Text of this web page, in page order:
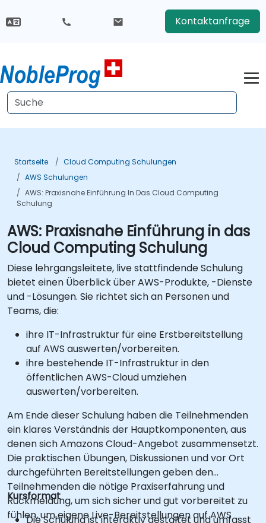
Kontaktanfrage
Startseite
Cloud Computing Schulungen
AWS Schulungen
AWS: Praxisnahe Einführung In Das Cloud Computing
Schulung
AWS: Praxisnahe Einführung in das
Cloud Computing Schulung
Diese lehrgangsleitete, live stattfindende Schulung
bietet einen Überblick über AWS-Produkte, -Dienste
und -Lösungen. Sie richtet sich an Personen und
Teams, die:
ihre IT-Infrastruktur für eine Erstbereitstellung
auf AWS auswerten/vorbereiten.
ihre bestehende IT-Infrastruktur in den
öffentlichen AWS-Cloud umziehen
auswerten/vorbereiten.
Am Ende dieser Schulung haben die Teilnehmenden
ein klares Verständnis der Hauptkomponenten, aus
denen sich Amazons Cloud-Angebot zusammensetzt.
Die praktischen Übungen, Diskussionen und vor Ort
durchgeführten Bereitstellungen geben den
Teilnehmenden die nötige Praxiserfahrung und
Rückmeldung, um sich sicher und gut vorbereitet zu
fühlen, um eigene Live-Bereitstellungen auf AWS
Kursformat
Die Schulung ist interaktiv gestaltet und umfasst